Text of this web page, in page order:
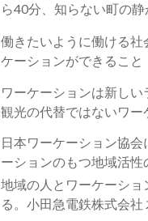
ら40分、知らない町の静
働きたいように働ける社
ケーションができること
ワーケーションは新しい
観光の代替ではないワー
日本ワーケーション協
ーションのもつ地域活性
地域の人とワーケーショ
る。小田急電鉄株式会社